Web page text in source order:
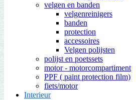
velgen en banden
velgenreinigers
banden
protection
accessoires
Velgen polijsten
polijst en poetssets
motor - motorcompartiment
PPF ( paint protection film)
fiets/motor
Interieur